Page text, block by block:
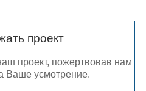
проект
проект, пожертвовав нам
Ваше усмотрение.